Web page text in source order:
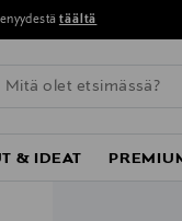
täältä
& IDEAT